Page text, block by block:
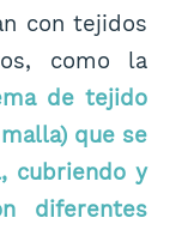
con tejidos
como la
de tejido
que se
cubriendo y
diferentes